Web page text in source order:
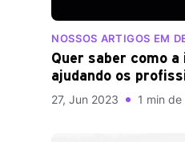
NOSSOS ARTIGOS EM
Quer saber como
ajudando os
27, Jun 2023 1 min de